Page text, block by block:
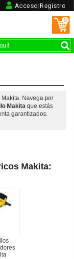
Acceso|Registro
0
Navega por
Makitaque estás
garantizados.
Makita: